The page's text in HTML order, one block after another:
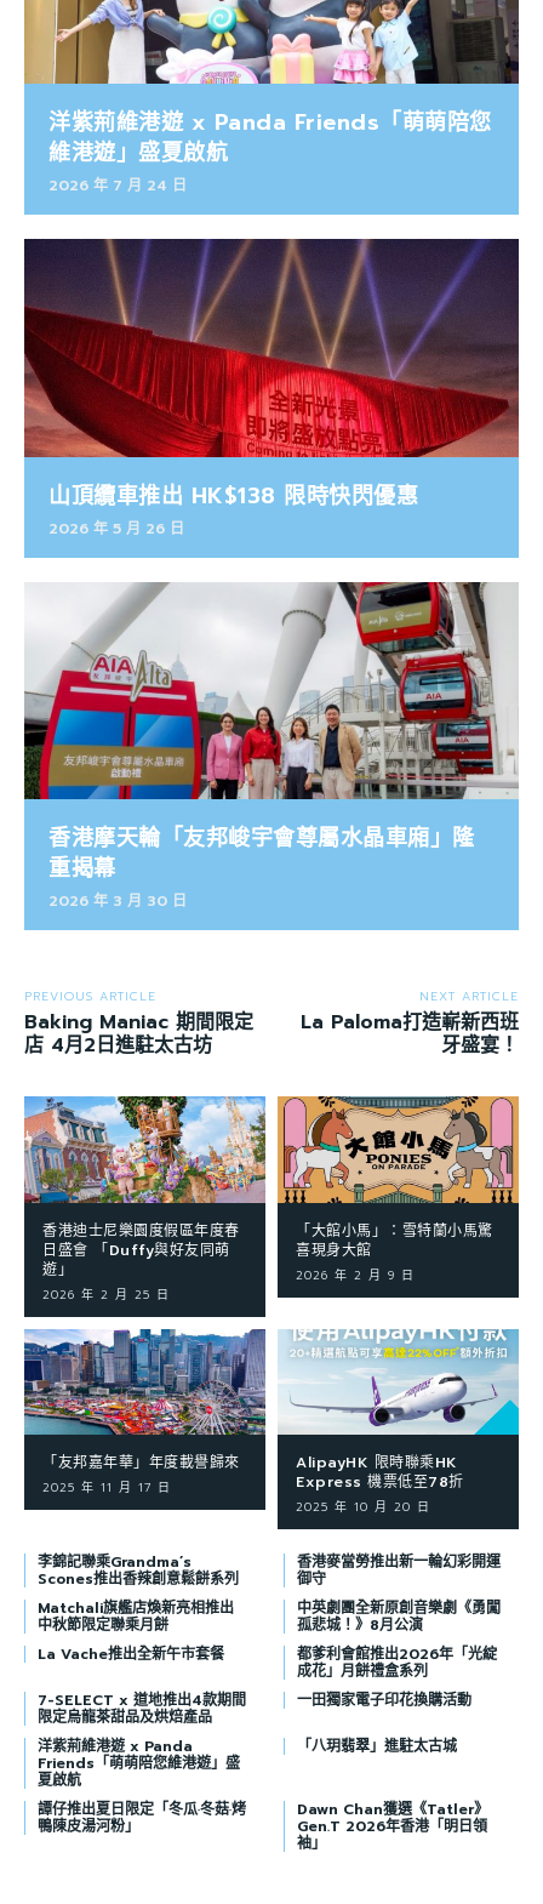
洋紫荊維港遊 x Panda Friends「萌萌陪您
維港遊」盛夏啟航
2026 年 7 月 24 日
山頂纜車推出 HK$138 限時快閃優惠
2026 年 5 月 26 日
香港摩天輪「友邦峻宇會尊屬水晶車廂」隆
重揭幕
2026 年 3 月 30 日
PREVIOUS ARTICLE
Baking Maniac 期間限定
店 4月2日進駐太古坊
NEXT ARTICLE
La Paloma打造嶄新西班
牙盛宴！
香港迪士尼樂園度假區年度春
日盛會 「Duffy與好友同萌
遊」
2026 年 2 月 25 日
「大館小馬」：雪特蘭小馬驚
喜現身大館
2026 年 2 月 9 日
「友邦嘉年華」年度載譽歸來
2025 年 11 月 17 日
AlipayHK 限時聯乘HK
Express 機票低至78折
2025 年 10 月 20 日
李錦記聯乘Grandma’s
Scones推出香辣創意鬆餅系列
香港麥當勞推出新一輪幻彩開運
御守
Matchali旗艦店煥新亮相推出
中秋節限定聯乘月餅
中英劇團全新原創音樂劇《勇闖
孤悲城！》8月公演
La Vache推出全新午市套餐
都爹利會館推出2026年「光綻
成花」月餅禮盒系列
7-SELECT x 道地推出4款期間
限定烏龍茶甜品及烘焙產品
一田獨家電子印花換購活動
洋紫荊維港遊 x Panda
Friends「萌萌陪您維港遊」盛
夏啟航
「八玥翡翠」進駐太古城
譚仔推出夏日限定「冬瓜·冬菇·烤
鴨陳皮湯河粉」
Dawn Chan獲選《Tatler》
Gen.T 2026年香港「明日領
袖」